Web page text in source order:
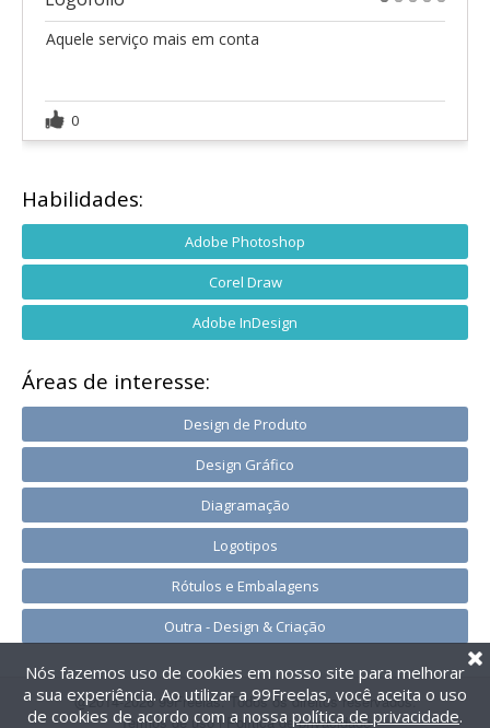
Aquele serviço mais em conta
0
Habilidades:
Adobe Photoshop
Corel Draw
Adobe InDesign
Áreas de interesse:
Design de Produto
Design Gráfico
Diagramação
Logotipos
Rótulos e Embalagens
Outra - Design & Criação
@2014-2026 99Freelas. Todos os direitos reservados.
Termos de uso| Política de privacidade
Nós fazemos uso de cookies em nosso site para melhorar
a sua experiência. Ao utilizar a 99Freelas, você aceita o uso
de cookies de acordo com a nossa política de privacidade.